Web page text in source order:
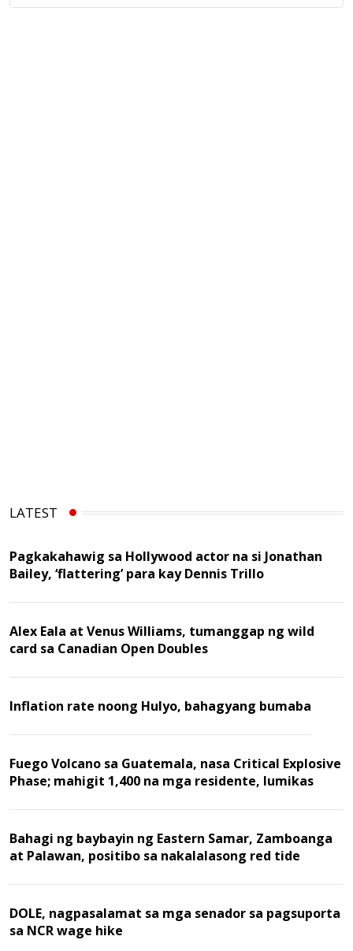
LATEST
Pagkakahawig sa Hollywood actor na si Jonathan
Bailey, ‘flattering’ para kay Dennis Trillo
Alex Eala at Venus Williams, tumanggap ng wild
card sa Canadian Open Doubles
Inflation rate noong Hulyo, bahagyang bumaba
Fuego Volcano sa Guatemala, nasa Critical Explosive
Phase; mahigit 1,400 na mga residente, lumikas
Bahagi ng baybayin ng Eastern Samar, Zamboanga
at Palawan, positibo sa nakalalasong red tide
DOLE, nagpasalamat sa mga senador sa pagsuporta
sa NCR wage hike